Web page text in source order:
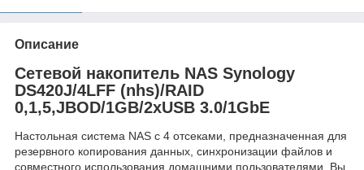
Описание
Сетевой накопитель NAS Synology
DS420J/4LFF (nhs)/RAID
0,1,5,JBOD/1GB/2xUSB 3.0/1GbE
Настольная система NAS с 4 отсеками, предназначенная для
резервного копирования данных, синхронизации файлов и
совместного использования домашними пользователями. Вы